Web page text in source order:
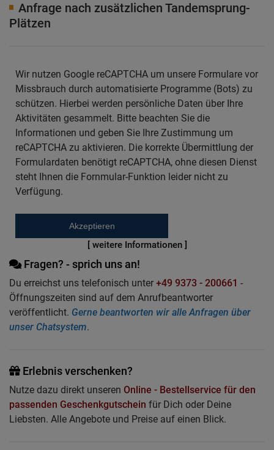
Anfrage nach zusätzlichen Tandemsprung-
Plätzen
Wir nutzen Google reCAPTCHA um unsere Formulare vor
Missbrauch durch automatisierte Programme (Bots) zu
schützen. Hierbei werden persönliche Daten über Ihre
Aktivitäten gesammelt. Bitte beachten Sie die
Informationen und geben Sie Ihre Zustimmung um
reCAPTCHA zu aktivieren. Die korrekte Übermittlung der
Formulardaten benötigt reCAPTCHA, ohne diesen Dienst
steht Ihnen die Fornmular-Funktion leider nicht zu
Verfügung.
Akzeptieren
[ weitere Informationen ]
Fragen? - sprich uns an!
Du erreichst uns telefonisch unter +49 9373 - 200661 -
Öffnungszeiten sind auf dem Anrufbeantworter
veröffentlicht. Gerne beantworten wir alle Anfragen über
unser Chatsystem.
Erlebnis verschenken?
Nutze dazu direkt unseren Online - Bestellservice für den
passenden Geschenkgutschein für Dich oder Deine
Liebsten. Alle Angebote und Preise auf einen Blick.